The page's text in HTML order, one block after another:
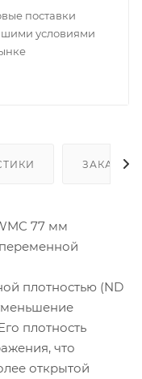
поставки
условиями
77 мм
плотностью (ND
плотность
что
открытой